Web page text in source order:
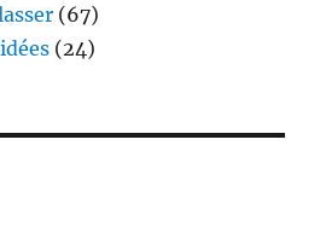
(67)
(24)